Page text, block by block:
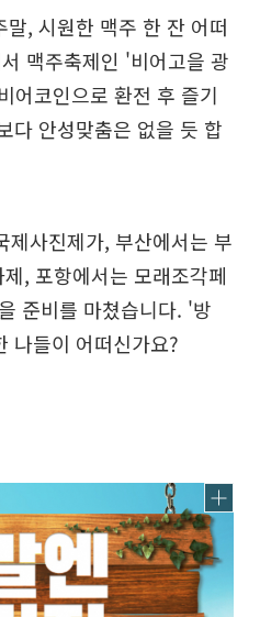
, 시원한 맥주 한 잔 어떠
맥주축제인 '비어고을 광
어코인으로 환전 후 즐기
다 안성맞춤은 없을 듯 합
제사진제가, 부산에서는 부
, 포항에서는 모래조각페
준비를 마쳤습니다. '방
나들이 어떠신가요?